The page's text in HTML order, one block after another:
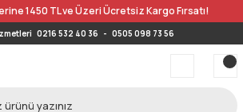
1450 TL ve Üzeri Ücretsiz Kargo Fırsatı!
0216 532 40 36 - 0505 098 73 56